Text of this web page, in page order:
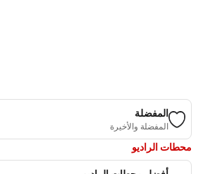
المفضلة
المفضلة والأخيرة
محطات الراديو